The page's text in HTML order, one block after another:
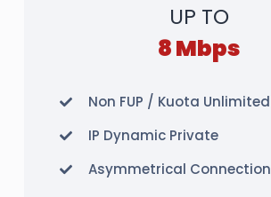
UP TO
8 Mbps
Non FUP / Kuota Unlimited
IP Dynamic Private
Asymmetrical Connection